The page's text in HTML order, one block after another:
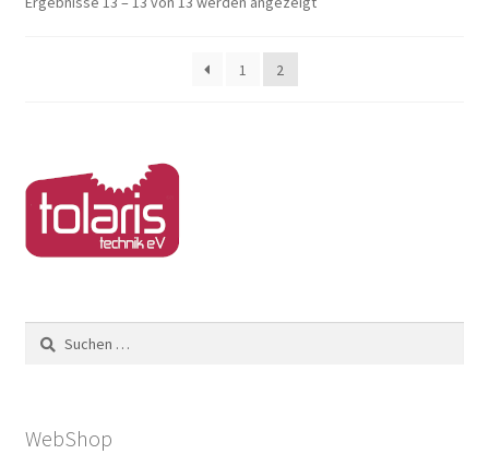
1 2
Suchen
nach:
WebShop